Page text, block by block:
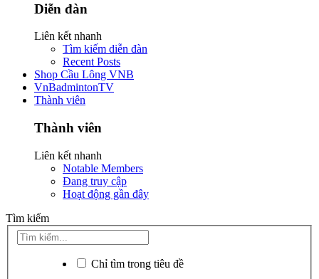
Diễn đàn
Liên kết nhanh
Tìm kiếm diễn đàn
Recent Posts
Shop Cầu Lông VNB
VnBadmintonTV
Thành viên
Thành viên
Liên kết nhanh
Notable Members
Đang truy cập
Hoạt động gần đây
Tìm kiếm
Chỉ tìm trong tiêu đề